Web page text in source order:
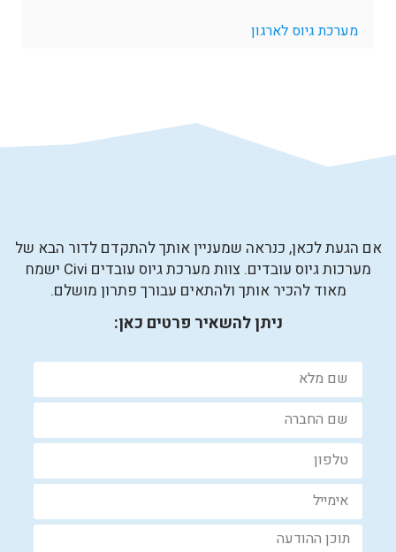
מערכת גיוס לארגון
אם הגעת לכאן, כנראה שמעניין אותך להתקדם לדור הבא של
מערכות גיוס עובדים. צוות מערכת גיוס עובדים Civi ישמח
מאוד להכיר אותך ולהתאים עבורך פתרון מושלם.
ניתן להשאיר פרטים כאן: